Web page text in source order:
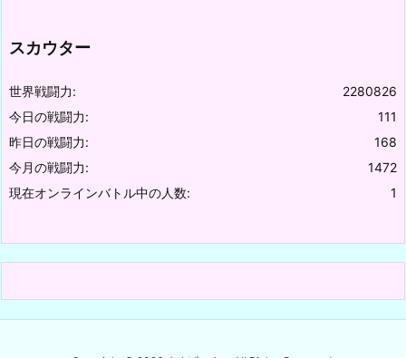
スカウター
2280826
世界戦闘力:
111
今日の戦闘力:
168
昨日の戦闘力:
1472
今月の戦闘力:
1
現在オンラインバトル中の人数: